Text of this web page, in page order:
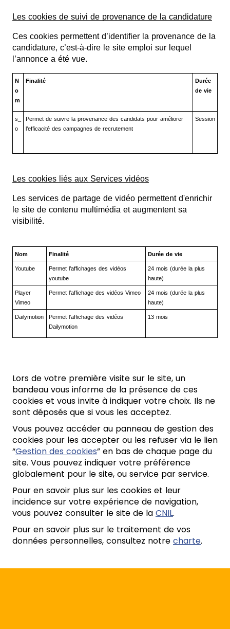
Les cookies de suivi de provenance de la candidature
Ces cookies permettent d’identifier la provenance de la
candidature, c’est-à-dire le site emploi sur lequel
l’annonce a été vue.
N
o
m
Finalité
Durée
de vie
s_
o
Permet de suivre la provenance des candidats pour améliorer
l’efficacité des campagnes de recrutement
Session
Les cookies liés aux Services vidéos
Les services de partage de vidéo permettent d'enrichir
le site de contenu multimédia et augmentent sa
visibilité.
Nom Finalité Durée de vie
Youtube
Permet l’affichages des vidéos
youtube
24 mois (durée la plus
haute)
Player
Vimeo
Permet l’affichage des vidéos Vimeo
24 mois (durée la plus
haute)
Dailymotion
Permet l’affichage des vidéos
Dailymotion
13 mois
Lors de votre première visite sur le site, un
bandeau vous informe de la présence de ces
cookies et vous invite à indiquer votre choix. Ils ne
sont déposés que si vous les acceptez.
Vous pouvez accéder au panneau de gestion des
cookies pour les accepter ou les refuser via le lien
“Gestion des cookies” en bas de chaque page du
site. Vous pouvez indiquer votre préférence
globalement pour le site, ou service par service.
Pour en savoir plus sur les cookies et leur
incidence sur votre expérience de navigation,
vous pouvez consulter le site de la CNIL.
Pour en savoir plus sur le traitement de vos
données personnelles, consultez notre charte.